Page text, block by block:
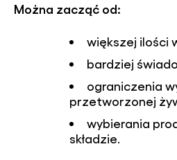
Można zacząć od:
większej ilości
bardziej
ograniczenia
przetworzonej
wybierania
składzie.